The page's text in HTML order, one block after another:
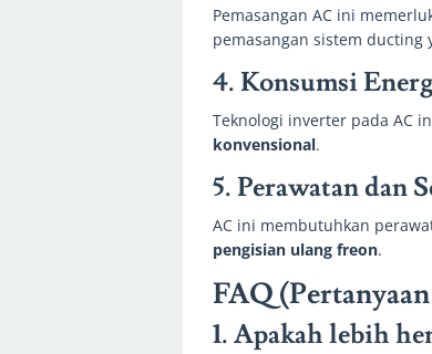
Pemasangan AC ini
pemasangan sistem ducting
4. Konsumsi
Teknologi inverter pada AC
konvensional.
5. Perawatan dan
AC ini membutuhkan
pengisian ulang freon.
FAQ
1. Apakah lebih